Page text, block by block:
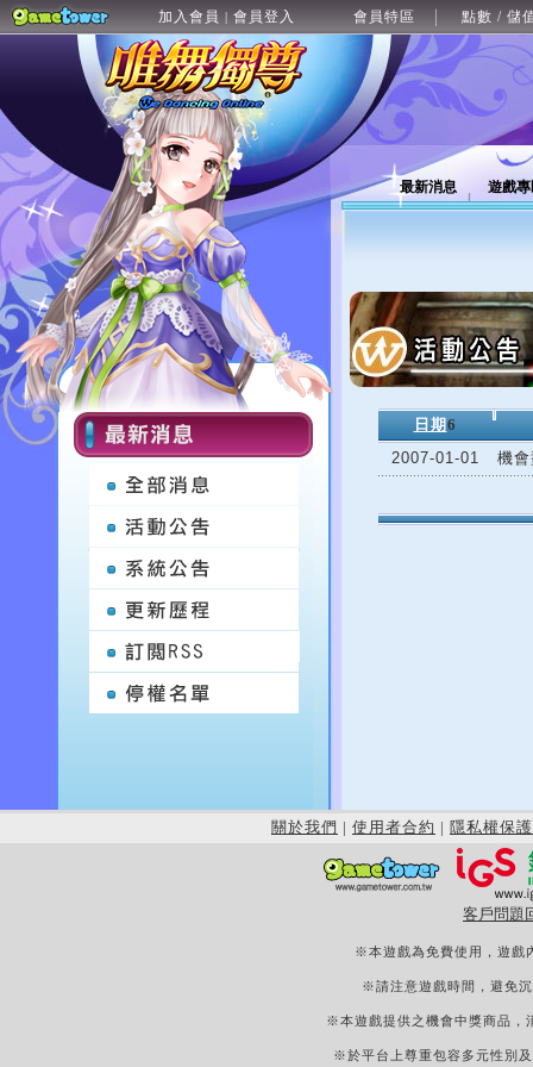
加入會員 | 會員登入 會員特區 點數 / 儲
最新消息 遊戲
日期 6
2007-01-01
機
關於我們 | 使用者合約 | 隱私權保護
客戶問題
※本遊戲為免費使用，遊戲
※請注意遊戲時間，避免
※本遊戲提供之機會中獎商品，
※於平台上尊重包容多元性別